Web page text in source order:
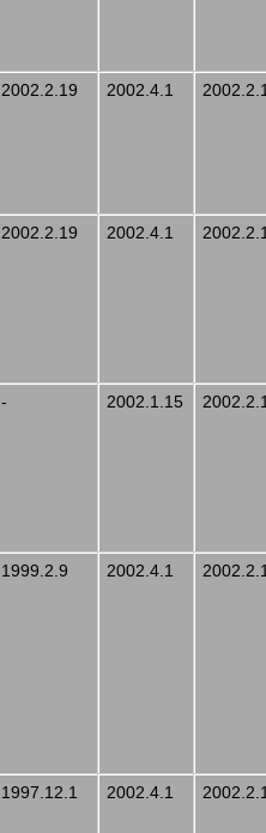
2002.2.19 2002.4.1
2002.2.19 2002.4.1
- 2002.1.15
1999.2.9 2002.4.1
1997.12.1 2002.4.1